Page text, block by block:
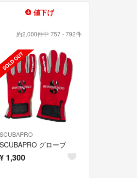
値下げ
約2,000件中 757 - 792件
SCUBAPRO
SCUBAPRO グローブ
¥ 1,300